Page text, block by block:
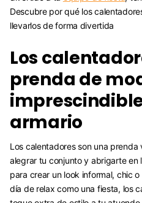
Descubre por qué los
llevarlos de forma divertida
Los
prenda de
armario
Los calentadores son una
alegrar tu conjunto y abrigarte en
para crear un look informal, chic
día de relax como una fiesta, los